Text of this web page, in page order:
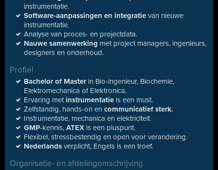
instrumentatie.
Software-aanpassingen en integratie van nieuwe
instrumentatie.
Analyse van proces- en projectdata.
Nauwe samenwerking met project managers, ingenieurs,
designers en onderhoud.
Profiel
Bachelor of Master in Bio-ingenieur, Biochemie,
Elektromechanica of Elektronica.
Ervaring met instrumentatie is een must.
Zelfstandig, hands-on en communicatief sterk.
Instrumentatie, mechanica en elektriciteit.
GMP-kennis, ATEX is een pluspunt.
Flexibel, stressbestendig en open voor verandering.
Nederlands verplicht, Engels is een troef.
Organisatie- en afdelingomschrijving